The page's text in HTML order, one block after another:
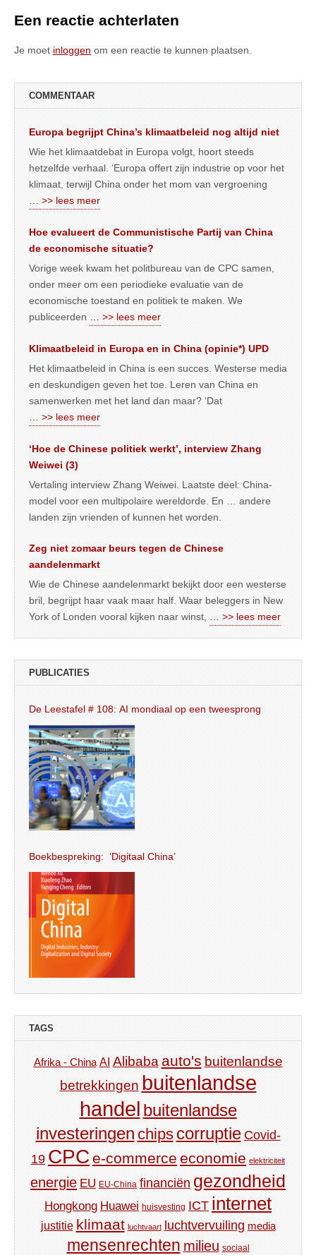
Een reactie achterlaten
Je moet inloggen om een reactie te kunnen plaatsen.
COMMENTAAR
Europa begrijpt China’s klimaatbeleid nog altijd niet
Wie het klimaatdebat in Europa volgt, hoort steeds
hetzelfde verhaal. ‘Europa offert zijn industrie op voor het
klimaat, terwijl China onder het mom van vergroening
… >> lees meer
Hoe evalueert de Communistische Partij van China
de economische situatie?
Vorige week kwam het politbureau van de CPC samen,
onder meer om een periodieke evaluatie van de
economische toestand en politiek te maken. We
publiceerden … >> lees meer
Klimaatbeleid in Europa en in China (opinie*) UPD
Het klimaatbeleid in China is een succes. Westerse media
en deskundigen geven het toe. Leren van China en
samenwerken met het land dan maar? ‘Dat
… >> lees meer
‘Hoe de Chinese politiek werkt’, interview Zhang
Weiwei (3)
Vertaling interview Zhang Weiwei. Laatste deel: China-
model voor een multipolaire wereldorde. En … andere
landen zijn vrienden of kunnen het worden.
Zeg niet zomaar beurs tegen de Chinese
aandelenmarkt
Wie de Chinese aandelenmarkt bekijkt door een westerse
bril, begrijpt haar vaak maar half. Waar beleggers in New
York of Londen vooral kijken naar winst, … >> lees meer
PUBLICATIES
De Leestafel # 108: AI mondiaal op een tweesprong
Boekbespreking: ‘Digitaal China’
TAGS
Afrika - China AI Alibaba auto's buitenlandse
betrekkingen buitenlandse
handel buitenlandse
investeringen chips corruptie Covid-
19 CPC e-commerce economie elektriciteit
energie EU EU-China financiën gezondheid
Hongkong Huawei huisvesting ICT internet
justitie klimaat luchtvaart luchtvervuiling media
mensenrechten milieu sociaal